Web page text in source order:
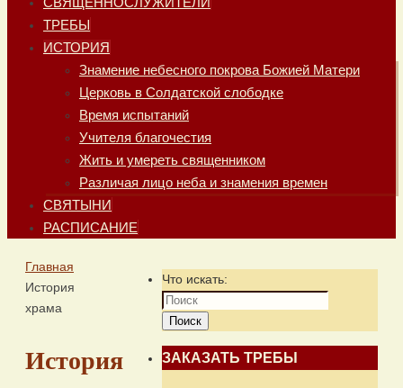
ТРЕБЫ
ИСТОРИЯ
Знамение небесного покрова Божией Матери
Церковь в Солдатской слободке
Время испытаний
Учителя благочестия
Жить и умереть священником
Различая лицо неба и знамения времен
СВЯТЫНИ
РАСПИСАНИЕ
Главная
История
храма
История
Что искать:
Поиск
ЗАКАЗАТЬ ТРЕБЫ